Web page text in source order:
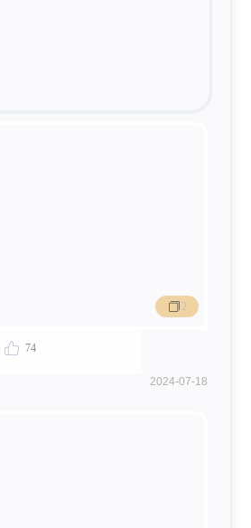
74
2024-07-18
2